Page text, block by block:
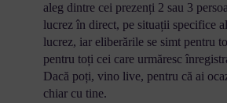
aleg dintre cei prezenți 2 sau 3
lucrez în direct, pe situații specifice
lucrez, iar eliberările se simt pentru
pentru toți cei care urmăresc
Dacă poți, vino live, pentru că ai
chiar cu tine.